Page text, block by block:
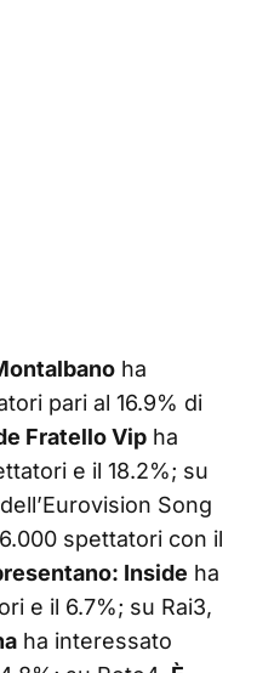
ha
pari al 16.9% di
Fratello Vip ha
e il 18.2%; su
Song
spettatori con il
Inside ha
e il 6.7%; su Rai3,
ha interessato